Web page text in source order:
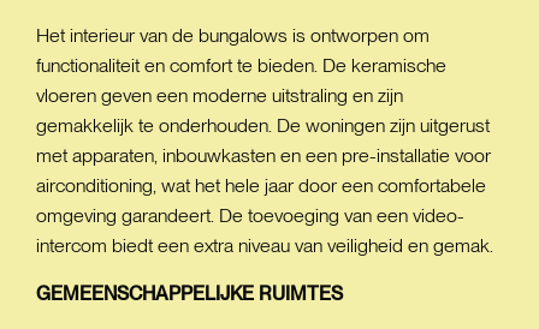
Het interieur van de bungalows is ontworpen om
functionaliteit en comfort te bieden. De keramische
vloeren geven een moderne uitstraling en zijn
gemakkelijk te onderhouden. De woningen zijn uitgerust
met apparaten, inbouwkasten en een pre-installatie voor
airconditioning, wat het hele jaar door een comfortabele
omgeving garandeert. De toevoeging van een video-
intercom biedt een extra niveau van veiligheid en gemak.
GEMEENSCHAPPELIJKE RUIMTES